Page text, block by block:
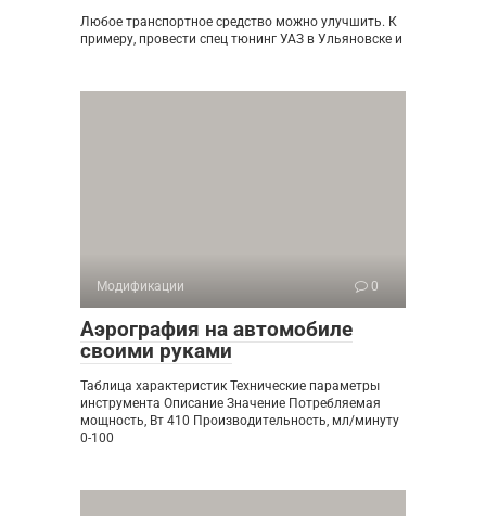
Любое транспортное средство можно улучшить. К
примеру, провести спец тюнинг УАЗ в Ульяновске и
Модификации 0
Аэрография на автомобиле
своими руками
Таблица характеристик Технические параметры
инструмента Описание Значение Потребляемая
мощность, Вт 410 Производительность, мл/минуту
0-100